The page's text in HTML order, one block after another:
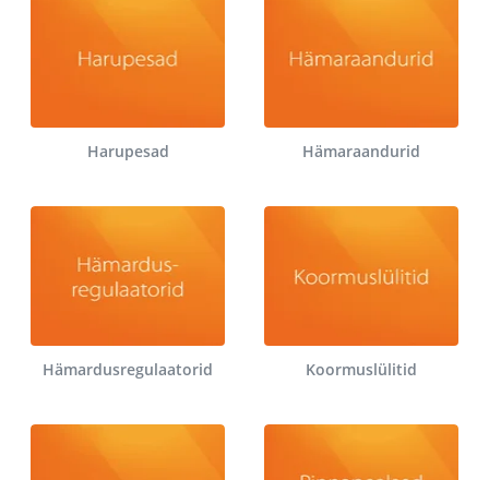
Harupesad Hämaraandurid
Hämardusregulaatorid Koormuslülitid